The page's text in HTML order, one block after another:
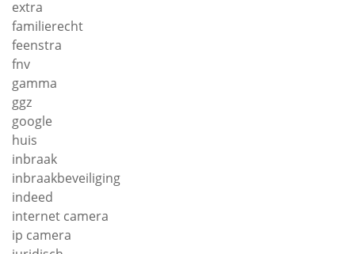
extra
familierecht
feenstra
fnv
gamma
ggz
google
huis
inbraak
inbraakbeveiliging
indeed
internet camera
ip camera